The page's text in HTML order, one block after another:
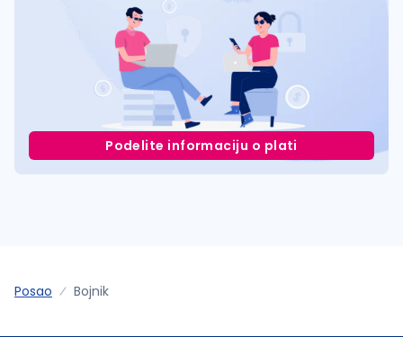
Podelite informaciju o plati
Posao Bojnik